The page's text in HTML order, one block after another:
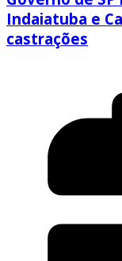
Indaiatuba e
castrações